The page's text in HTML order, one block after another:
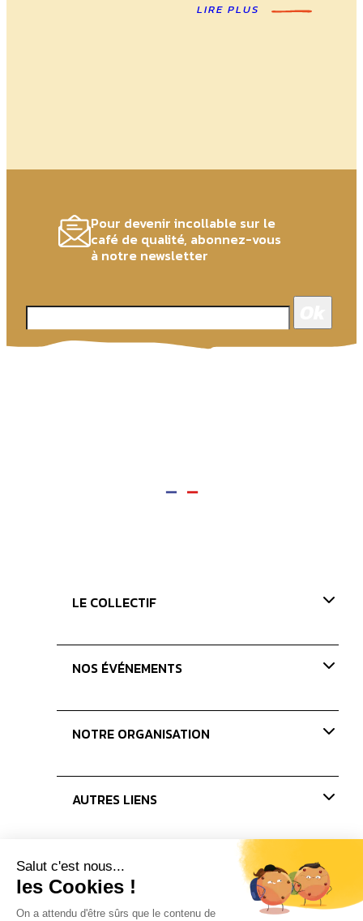
LIRE PLUS
Pour devenir incollable sur le
café de qualité, abonnez-vous
à notre newsletter
LE COLLECTIF
Présentation
Nos missions
NOS ÉVÉNEMENTS
Les concours
NOTRE ORGANISATION
AUTRES LIENS
Presse
Partenaires